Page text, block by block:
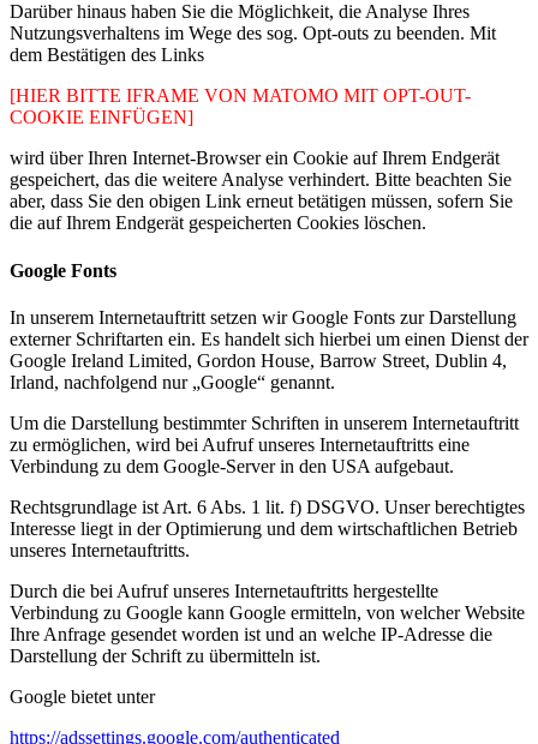
Darüber hinaus haben Sie die Möglichkeit, die Analyse Ihres
Nutzungsverhaltens im Wege des sog. Opt-outs zu beenden. Mit
dem Bestätigen des Links
[HIER BITTE IFRAME VON MATOMO MIT OPT-OUT-
COOKIE EINFÜGEN]
wird über Ihren Internet-Browser ein Cookie auf Ihrem Endgerät
gespeichert, das die weitere Analyse verhindert. Bitte beachten Sie
aber, dass Sie den obigen Link erneut betätigen müssen, sofern Sie
die auf Ihrem Endgerät gespeicherten Cookies löschen.
Google Fonts
In unserem Internetauftritt setzen wir Google Fonts zur Darstellung
externer Schriftarten ein. Es handelt sich hierbei um einen Dienst der
Google Ireland Limited, Gordon House, Barrow Street, Dublin 4,
Irland, nachfolgend nur „Google“ genannt.
Um die Darstellung bestimmter Schriften in unserem Internetauftritt
zu ermöglichen, wird bei Aufruf unseres Internetauftritts eine
Verbindung zu dem Google-Server in den USA aufgebaut.
Rechtsgrundlage ist Art. 6 Abs. 1 lit. f) DSGVO. Unser berechtigtes
Interesse liegt in der Optimierung und dem wirtschaftlichen Betrieb
unseres Internetauftritts.
Durch die bei Aufruf unseres Internetauftritts hergestellte
Verbindung zu Google kann Google ermitteln, von welcher Website
Ihre Anfrage gesendet worden ist und an welche IP-Adresse die
Darstellung der Schrift zu übermitteln ist.
Google bietet unter
https://adssettings.google.com/authenticated